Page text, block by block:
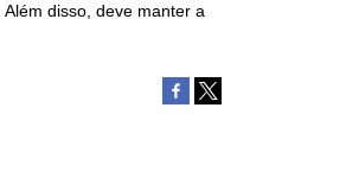
disso, deve manter a